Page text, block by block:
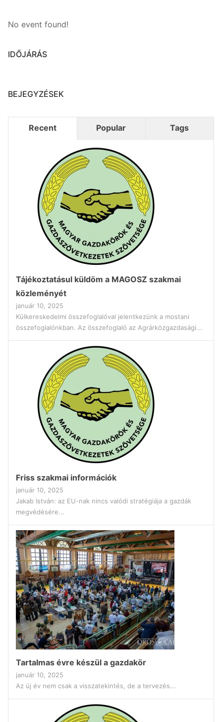
No event found!
IDŐJÁRÁS
BEJEGYZÉSEK
Recent Popular Tags
Tájékoztatásul küldöm a MAGOSZ szakmai
közleményét
január 10, 2025
Külkereskedelmi összefoglalóval jelentkezünk a mostani
összefoglalónkban. Az összefoglaló az Agrárközgazdasági...
Friss szakmai információk
január 10, 2025
Jakab István: az EU-nak nincs valódi stratégiája a gazdák
megvédésére...
Tartalmas évre készül a gazdakör
január 10, 2025
Az új év nem csak a visszatekintés, de a tervezés...